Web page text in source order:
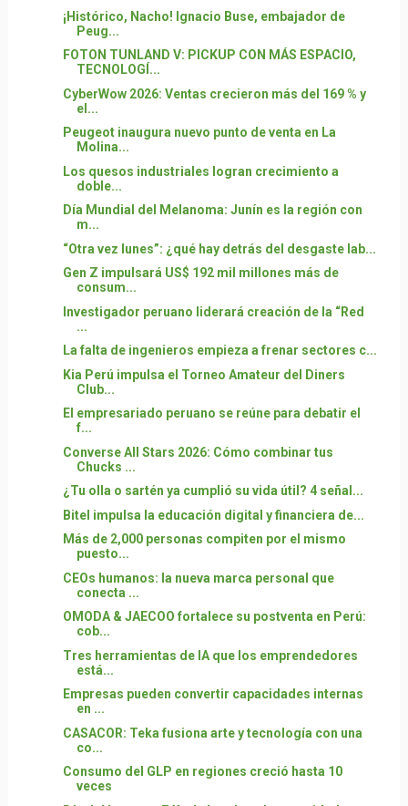
¡Histórico, Nacho! Ignacio Buse, embajador de
Peug...
FOTON TUNLAND V: PICKUP CON MÁS ESPACIO,
TECNOLOGÍ...
CyberWow 2026: Ventas crecieron más del 169 % y
el...
Peugeot inaugura nuevo punto de venta en La
Molina...
Los quesos industriales logran crecimiento a
doble...
Día Mundial del Melanoma: Junín es la región con
m...
“Otra vez lunes”: ¿qué hay detrás del desgaste lab...
Gen Z impulsará US$ 192 mil millones más de
consum...
Investigador peruano liderará creación de la “Red
...
La falta de ingenieros empieza a frenar sectores c...
Kia Perú impulsa el Torneo Amateur del Diners
Club...
El empresariado peruano se reúne para debatir el
f...
Converse All Stars 2026: Cómo combinar tus
Chucks ...
¿Tu olla o sartén ya cumplió su vida útil? 4 señal...
Bitel impulsa la educación digital y financiera de...
Más de 2,000 personas compiten por el mismo
puesto...
CEOs humanos: la nueva marca personal que
conecta ...
OMODA & JAECOO fortalece su postventa en Perú:
cob...
Tres herramientas de IA que los emprendedores
está...
Empresas pueden convertir capacidades internas
en ...
CASACOR: Teka fusiona arte y tecnología con una
co...
Consumo del GLP en regiones creció hasta 10
veces